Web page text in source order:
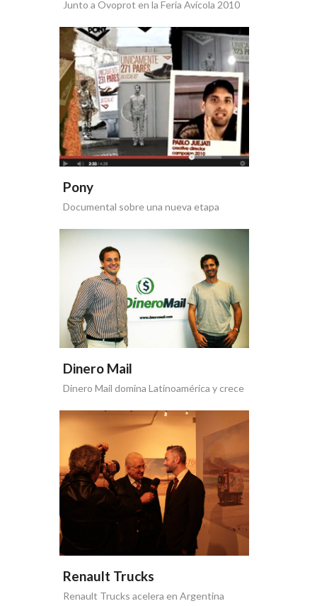
Junto a Ovoprot en la Feria Avícola 2010
Pony
Documental sobre una nueva etapa
Dinero Mail
Dinero Mail domina Latinoamérica y crece
Renault Trucks
Renault Trucks acelera en Argentina